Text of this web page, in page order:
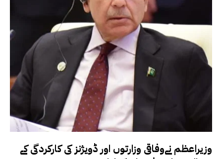
وزیراعظم نےوفاقی وزارتوں اور ڈویژنز کی کارکردگی کے